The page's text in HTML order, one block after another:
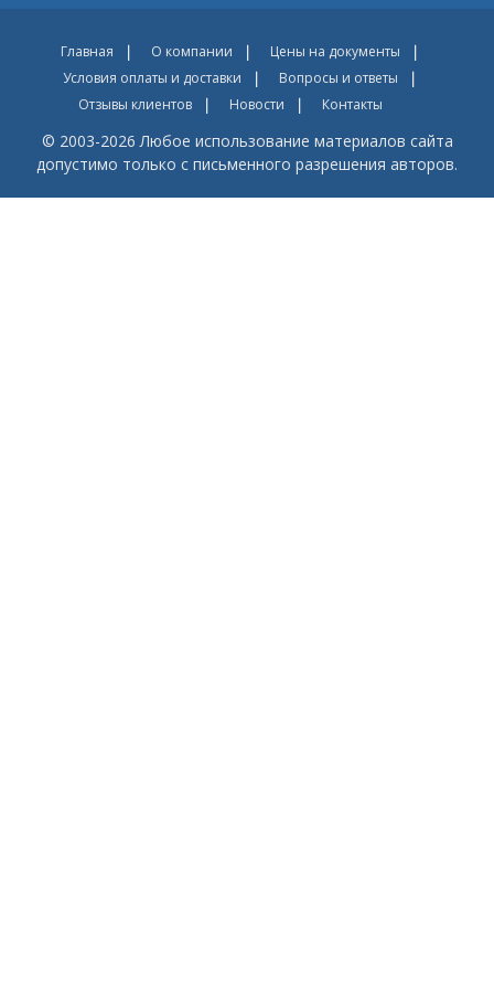
Главная О компании
Цены на документы
Условия оплаты и доставки
Вопросы и ответы
Отзывы клиентов
Новости Контакты
© 2003-2026 Любое использование материалов сайта
допустимо только с письменного разрешения авторов.